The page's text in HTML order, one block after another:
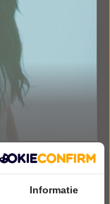
Informatie